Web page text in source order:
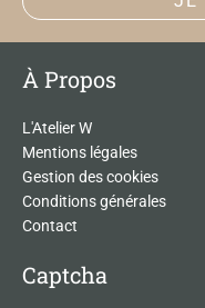
À Propos
L'Atelier W
Mentions légales
Gestion des cookies
Conditions générales
Contact
Captcha